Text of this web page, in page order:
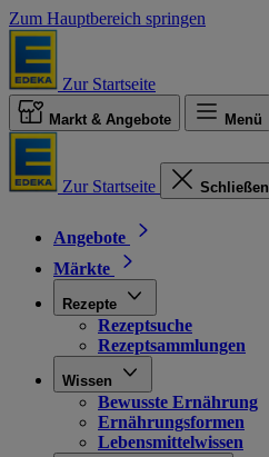
Zum Hauptbereich springen
Zur Startseite
Markt & Angebote Menü
Zur Startseite Schließen
Angebote
Märkte
Rezepte
Rezeptsuche
Rezeptsammlungen
Wissen
Bewusste Ernährung
Ernährungsformen
Lebensmittelwissen